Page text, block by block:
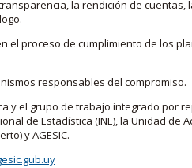
la rendición de
proceso de cumplimiento de los
responsables del compromiso.
y el grupo de trabajo integrado por
de Estadística (INE), la Unidad
y AGESIC.